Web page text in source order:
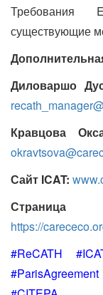
Требования
существующие
Диловаршо
recath manager
Кравцова
okravtsova@
Сайт ICAT: www.
https://carececo.
#ReCATH